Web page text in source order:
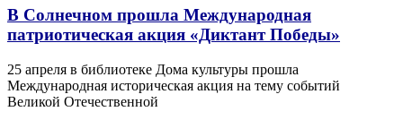
В Солнечном прошла Международная
патриотическая акция «Диктант Победы»
25 апреля в библиотеке Дома культуры прошла
Международная историческая акция на тему событий
Великой Отечественной